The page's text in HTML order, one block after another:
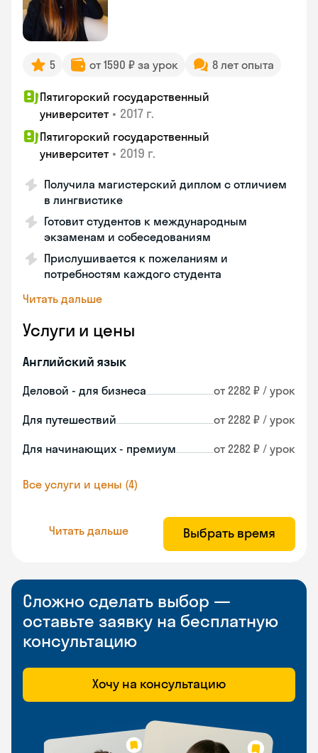
5 от 1590 ₽ за урок 8 лет опыта
Пятигорский государственный
университет • 2017 г.
Пятигорский государственный
университет • 2019 г.
Получила магистерский диплом с отличием
в лингвистике
Готовит студентов к международным
экзаменам и собеседованиям
Прислушивается к пожеланиям и
потребностям каждого студента
Читать дальше
Услуги и цены
Английский язык
Деловой - для бизнеса от 2282 ₽ / урок
Для путешествий от 2282 ₽ / урок
Для начинающих - премиум от 2282 ₽ / урок
Все услуги и цены (4)
Читать дальше Выбрать время
Сложно сделать выбор —
оставьте заявку на бесплатную
консультацию
Хочу на консультацию